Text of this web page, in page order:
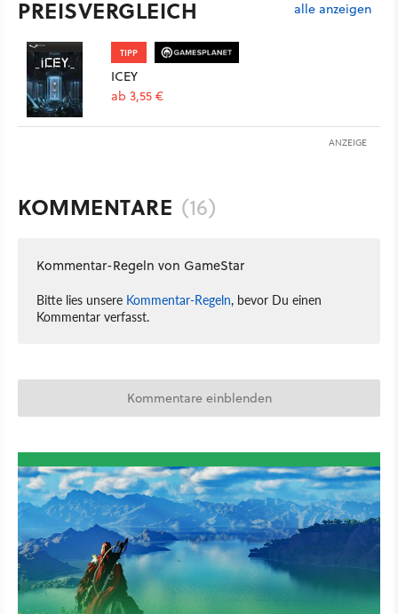
PREISVERGLEICH alle anzeigen
TIPP
ICEY
ab 3,55 €
ANZEIGE
KOMMENTARE (16)
Kommentar-Regeln von GameStar
Bitte lies unsere Kommentar-Regeln, bevor Du einen
Kommentar verfasst.
Kommentare einblenden